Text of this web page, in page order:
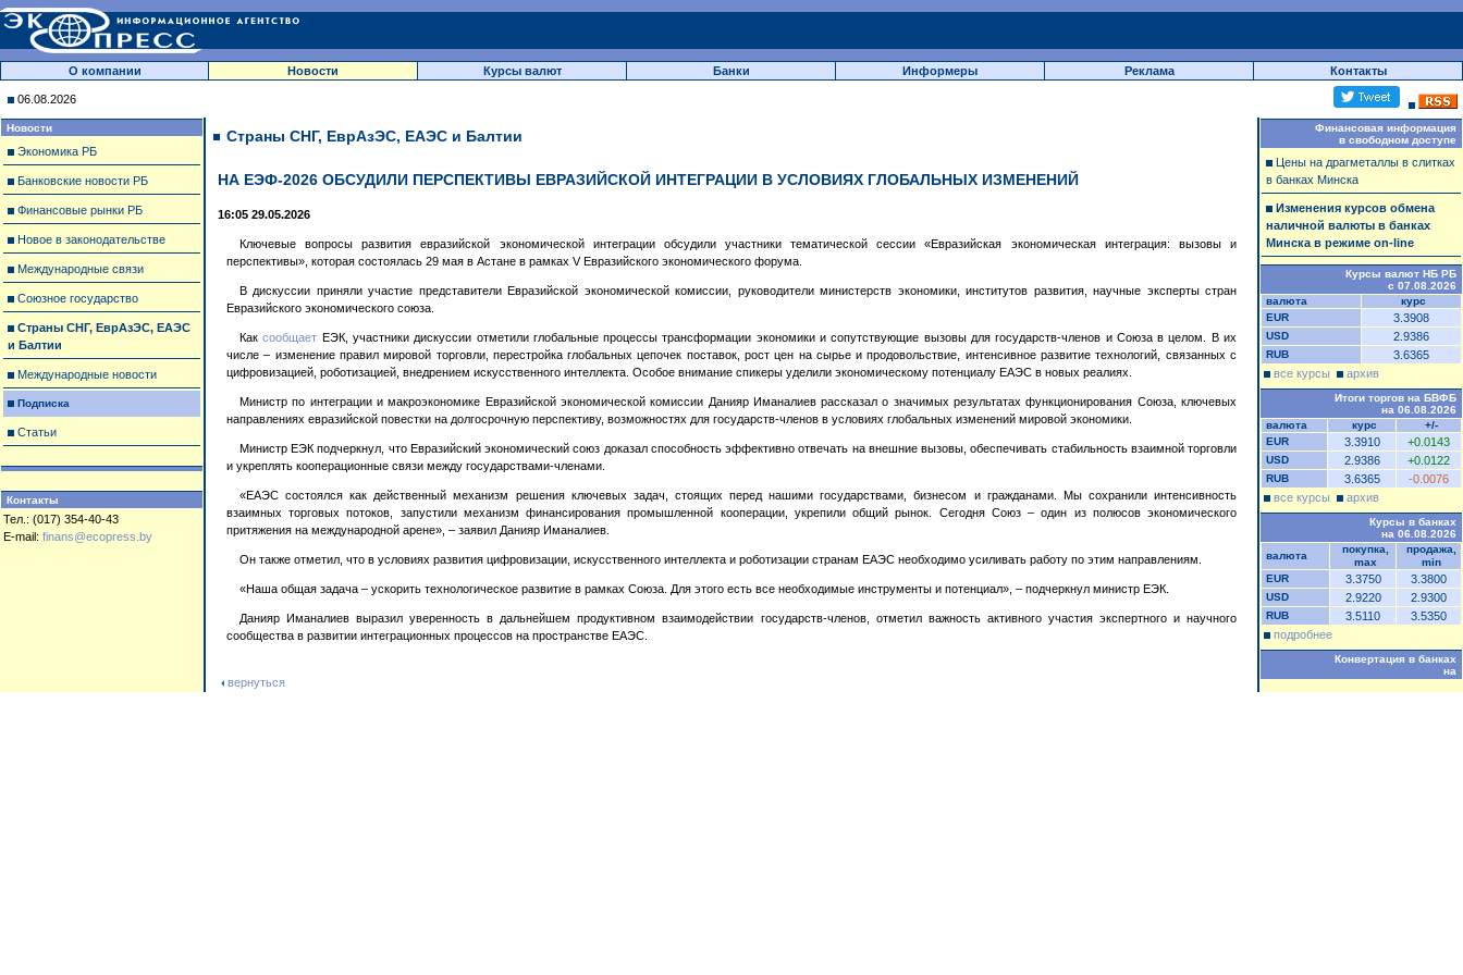
О компании Новости Курсы валют Банки Информеры Реклама Контакты
06.08.2026
Новости
Экономика РБ
Банковские новости РБ
Финансовые рынки РБ
Новое в законодательстве
Международные связи
Союзное государство
Страны СНГ, ЕврАзЭС, ЕАЭС
и Балтии
Международные новости
Подписка
Статьи
Контакты
Тел.: (017) 354-40-43
E-mail: finans@ecopress.by
Страны СНГ, ЕврАзЭС, ЕАЭС и Балтии
НА ЕЭФ-2026 ОБСУДИЛИ ПЕРСПЕКТИВЫ ЕВРАЗИЙСКОЙ ИНТЕГРАЦИИ В УСЛОВИЯХ ГЛОБАЛЬНЫХ ИЗМЕНЕНИЙ
16:05 29.05.2026
Ключевые вопросы развития евразийской экономической интеграции обсудили участники тематической сессии «Евразийская экономическая интеграция: вызовы и
перспективы», которая состоялась 29 мая в Астане в рамках V Евразийского экономического форума.
В дискуссии приняли участие представители Евразийской экономической комиссии, руководители министерств экономики, институтов развития, научные эксперты стран
Евразийского экономического союза.
Каксообщает ЕЭК, участники дискуссии отметили глобальные процессы трансформации экономики и сопутствующие вызовы для государств-членов и Союза в целом. В их
числе – изменение правил мировой торговли, перестройка глобальных цепочек поставок, рост цен на сырье и продовольствие, интенсивное развитие технологий, связанных с
цифровизацией, роботизацией, внедрением искусственного интеллекта. Особое внимание спикеры уделили экономическому потенциалу ЕАЭС в новых реалиях.
Министр по интеграции и макроэкономике Евразийской экономической комиссии Данияр Иманалиев рассказал о значимых результатах функционирования Союза, ключевых
направлениях евразийской повестки на долгосрочную перспективу, возможностях для государств-членов в условиях глобальных изменений мировой экономики.
Министр ЕЭК подчеркнул, что Евразийский экономический союз доказал способность эффективно отвечать на внешние вызовы, обеспечивать стабильность взаимной торговли
и укреплять кооперационные связи между государствами-членами.
«ЕАЭС состоялся как действенный механизм решения ключевых задач, стоящих перед нашими государствами, бизнесом и гражданами. Мы сохранили интенсивность
взаимных торговых потоков, запустили механизм финансирования промышленной кооперации, укрепили общий рынок. Сегодня Союз – один из полюсов экономического
притяжения на международной арене», – заявил Данияр Иманалиев.
Он также отметил, что в условиях развития цифровизации, искусственного интеллекта и роботизации странам ЕАЭС необходимо усиливать работу по этим направлениям.
«Наша общая задача – ускорить технологическое развитие в рамках Союза. Для этого есть все необходимые инструменты и потенциал», – подчеркнул министр ЕЭК.
Данияр Иманалиев выразил уверенность в дальнейшем продуктивном взаимодействии государств-членов, отметил важность активного участия экспертного и научного
сообщества в развитии интеграционных процессов на пространстве ЕАЭС.
вернуться
Финансовая информация
в свободном доступе
Цены на драгметаллы в слитках
в банках Минска
Изменения курсов обмена
наличной валюты в банках
Минска в режиме on-line
Курсы валют НБ РБ
с 07.08.2026
валюта
курс
EUR
3.3908
USD 2.9386
RUB
3.6365
все курсы
архив
Итоги торгов на БВФБ
на 06.08.2026
валюта
курс
+/-
EUR
3.3910 +0.0143
USD 2.9386 +0.0122
RUB 3.6365
-0.0076
все курсы
архив
Курсы в банках
на 06.08.2026
валюта
покупка,
max
продажа,
min
EUR
3.3750 3.3800
USD 2.9220 2.9300
RUB 3.5110
3.5350
подробнее
Конвертация в банках
на